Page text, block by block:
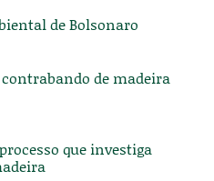
de Bolsonaro
de madeira
que investiga